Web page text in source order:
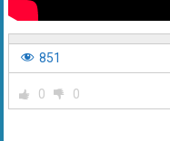
851
0 0